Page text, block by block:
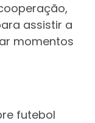
assistir a
momentos
futebol